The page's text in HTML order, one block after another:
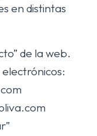
en distintas
de la web.